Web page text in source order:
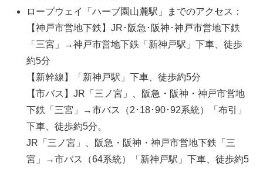
ロープウェイ「ハーブ園山麓駅」までのアクセス：
【神戸市営地下鉄】JR･阪急･阪神･神戸市営地下鉄
「三宮」→神戸市営地下鉄「新神戸駅」下車、徒歩
約5分
【新幹線】「新神戸駅」下車、徒歩約5分
【市バス】JR「三ノ宮」、阪急・阪神・神戸市営地
下鉄「三宮」→市バス（2･18･90･92系統）「布引」
下車、徒歩約5分。
JR「三ノ宮」、阪急・阪神・神戸市営地下鉄「三
宮」→市バス（64系統）「新神戸駅」下車、徒歩約5